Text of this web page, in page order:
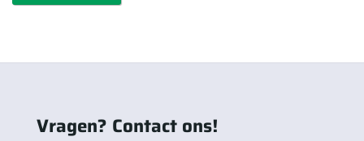
Vragen? Contact ons!